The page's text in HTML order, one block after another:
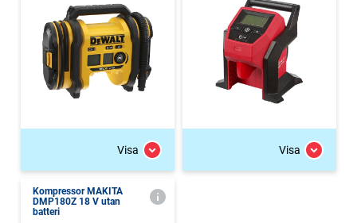
Visa Visa
Kompressor MAKITA
DMP180Z 18 V utan
batteri